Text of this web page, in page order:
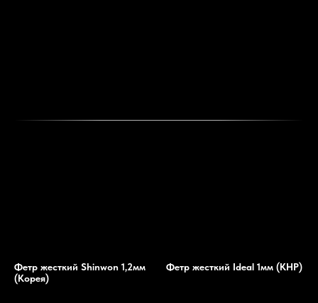
Фетр жесткий Shinwon 1,2мм
(Корея)
Фетр жесткий Ideal 1мм (КНР)